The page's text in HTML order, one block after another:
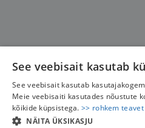
© 2026 PREMIO Travel.
See veebisait kasutab
See veebisait kasutab
Meie veebisaiti kasutades nõustute
kõikide küpsistega.>> rohkem teavet
NÄITA ÜKSIKASJU